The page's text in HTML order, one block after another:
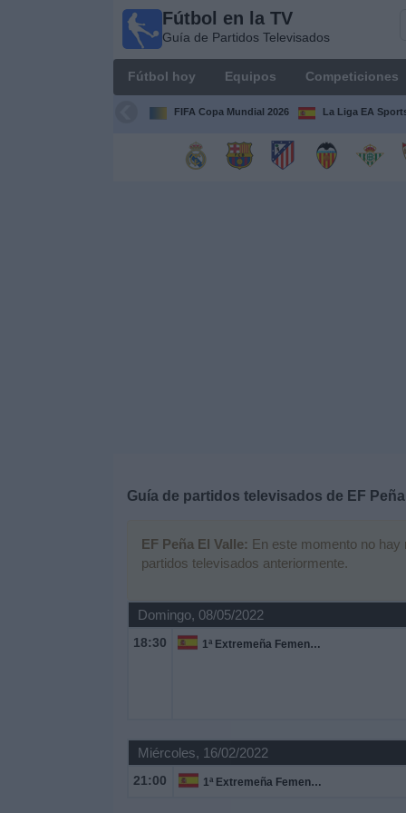
Fútbol en la TV
Guía de Partidos Televisados
Fútbol hoy Equipos Competiciones
FIFA Copa Mundial 2026 La Liga EA
Guía de partidos televisados de EF
EF Peña El Valle: En este momento no hay
partidos televisados anteriormente.
Domingo, 08/05/2022
18:30 1ª Extremeña Femenina
Miércoles, 16/02/2022
21:00 1ª Extremeña Femenina